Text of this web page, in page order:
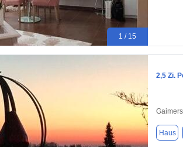
1 / 15
2,5 Zi.
Haus